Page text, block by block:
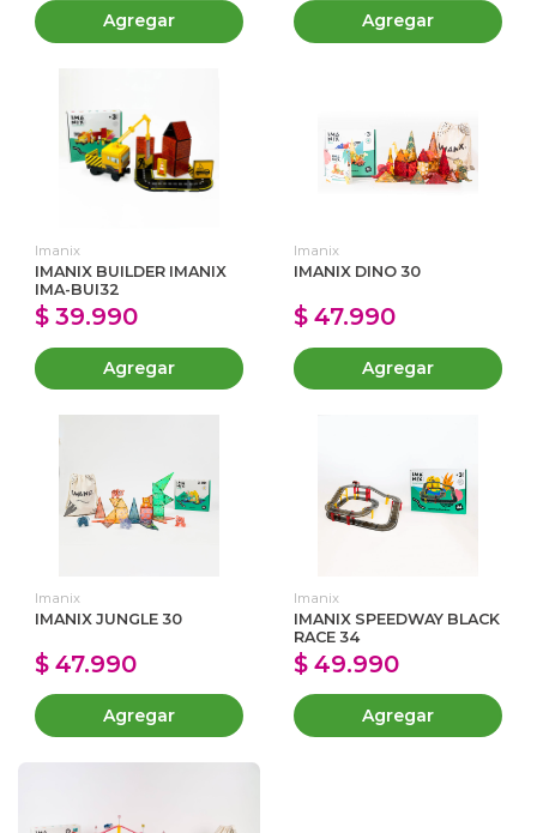
Agregar Agregar
Imanix
IMANIX BUILDER IMANIX
IMA-BUI32
$ 39.990
Agregar
Imanix
IMANIX DINO 30
$ 47.990
Agregar
Imanix
IMANIX JUNGLE 30
$ 47.990
Agregar
Imanix
IMANIX SPEEDWAY BLACK
RACE 34
$ 49.990
Agregar